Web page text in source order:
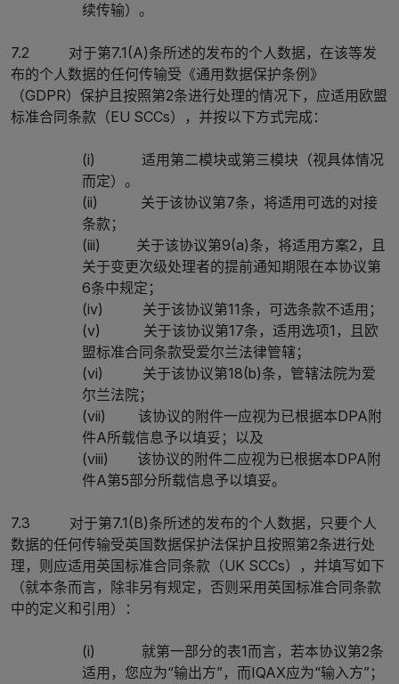
续传输）。
7.2 对于第7.1(A)条所述的发布的个人数据，在该等发
布的个人数据的任何传输受《通用数据保护条例》
（GDPR）保护且按照第2条进行处理的情况下，应适用欧盟
标准合同条款（EU SCCs），并按以下方式完成：
(i) 适用第二模块或第三模块（视具体情况
而定）。
(ii) 关于该协议第7条，将适用可选的对接
条款；
(iii) 关于该协议第9(a)条，将适用方案2，且
关于变更次级处理者的提前通知期限在本协议第
6条中规定；
(iv) 关于该协议第11条，可选条款不适用；
(v) 关于该协议第17条，适用选项1，且欧
盟标准合同条款受爱尔兰法律管辖；
(vi) 关于该协议第18(b)条，管辖法院为爱
尔兰法院；
(vii) 该协议的附件一应视为已根据本DPA附
件A所载信息予以填妥；以及
(viii) 该协议的附件二应视为已根据本DPA附
件A第5部分所载信息予以填妥。
7.3 对于第7.1(B)条所述的发布的个人数据，只要个人
数据的任何传输受英国数据保护法保护且按照第2条进行处
理，则应适用英国标准合同条款（UK SCCs），并填写如下
（就本条而言，除非另有规定，否则采用英国标准合同条款
中的定义和引用）：
(i) 就第一部分的表1而言，若本协议第2条
适用，您应为“输出方”，而IQAX应为“输入方”；